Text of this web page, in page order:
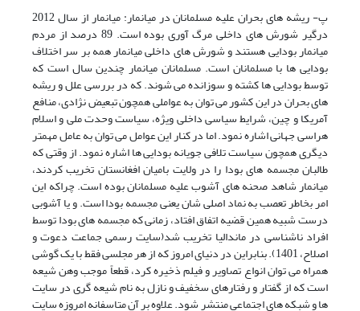
پ- ریشه های بحران علیه مسلمانان در میانمار: میانمار از سال 2012
درگیر شورش های داخلی مرگ آوری بوده است. 89 درصد از مردم
میانمار بودایی هستند و شورش های داخلی میانمار همه بر سر اختلاف
بودایی ها با مسلمانان است. مسلمانان میانمار چندین سال است که
توسط بودایی ها کشته و سوزانده می شوند. که در بررسی علل و ریشه
های بحران در این کشور می توان به عواملی همچون تبعیض نژادی، منافع
آمریکا و چین، شرایط سیاسی داخلی ویژه، سیاست وحدت ملی و اسلام
هراسی جهانی اشاره نمود. اما در کنار این عوامل می توان به عامل مهمتر
دیگری همچون سیاست تلافی جویانه بودایی ها اشاره نمود. از وقتی که
طالبان مجسمه های بودا را در ولایت بامیان افغانستان تخریب کردند،
میانمار شاهد صحنه های آشوب علیه مسلمانان بوده است. چراکه این
امر بخاطر تعصب به نماد اصلی شان یعنی مجسمه بودا است. و یا آشوبی
درست شبیه همین قضیه اتفاق افتاد، زمانی که مجسمه های بودا توسط
افراد ناشناسی در ماندالیا تخریب شد(سایت رسمی جماعت دعوت و
اصلاح، 1401). بنابراین در دنیای امروز که از هر مجلسی فقط با یک گوشی
همراه می توان انواع تصاویر و فیلم ذخیره کرد، قطعاً موجب وهن شیعه
است که از گفتار و رفتارهای سخفیف و نازل به نام شیعه گری در سایت
ها و شبکه های اجتماعی منتشر شود. علاوه بر آن متاسفانه امروزه سایت